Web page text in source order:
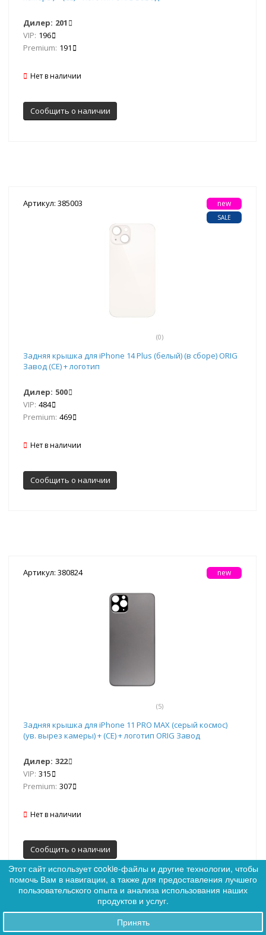
0
Дилер: 201
VIP: 196
Premium: 191
Нет в наличии
Сообщить о наличии
Артикул: 385003
(0)
new
SALE
Задняя крышка для iPhone 14 Plus (белый) (в сборе) ORIG
Завод (CE) + логотип
Дилер: 500
VIP: 484
Premium: 469
Нет в наличии
Сообщить о наличии
Артикул: 380824
(5)
new
Задняя крышка для iPhone 11 PRO MAX (серый космос)
(ув. вырез камеры) + (СЕ) + логотип ORIG Завод
Дилер: 322
VIP: 315
Premium: 307
Нет в наличии
Сообщить о наличии
Этот сайт использует cookie-файлы и другие технологии, чтобы
помочь Вам в навигации, а также для предоставления лучшего
пользовательского опыта и анализа использования наших
продуктов и услуг.
Принять